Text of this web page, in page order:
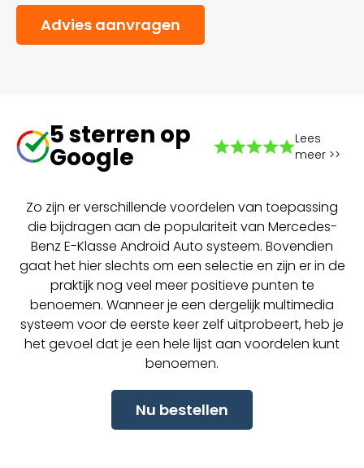
Advies aanvragen
5 sterren op
Google
Lees
meer >>
Zo zijn er verschillende voordelen van toepassing
die bijdragen aan de populariteit van Mercedes-
Benz E-Klasse Android Auto systeem. Bovendien
gaat het hier slechts om een selectie en zijn er in de
praktijk nog veel meer positieve punten te
benoemen. Wanneer je een dergelijk multimedia
systeem voor de eerste keer zelf uitprobeert, heb je
het gevoel dat je een hele lijst aan voordelen kunt
benoemen.
Nu bestellen